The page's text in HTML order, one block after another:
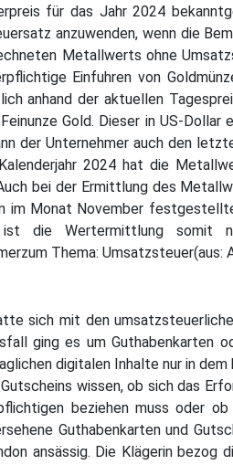
für das Jahr 2024
anzuwenden, wenn die
Metallwerts ohne
Einfuhren von
anhand der aktuellen
Gold. Dieser in US-
der Unternehmer auch den
2024 hat die
bei der Ermittlung des
im Monat November
die Wertermittlung somit
Thema: Umsatzsteuer(aus:
sich mit den
ging es um Guthabenkarten
digitalen Inhalte nur in
wissen, ob sich das
beziehen muss oder
Guthabenkarten und
ansässig. Die Klägerin